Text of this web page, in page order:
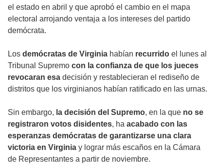
el estado en abril y que aprobó el cambio en el mapa
electoral arrojando ventaja a los intereses del partido
demócrata.
Los demócratas de Virginia habían recurrido el lunes al
Tribunal Supremo con la confianza de que los jueces
revocaran esa decisión y restablecieran el rediseño de
distritos que los virginianos habían ratificado en las urnas.
Sin embargo, la decisión del Supremo, en la que no se
registraron votos disidentes, ha acabado con las
esperanzas demócratas de garantizarse una clara
victoria en Virginia y lograr más escaños en la Cámara
de Representantes a partir de noviembre.